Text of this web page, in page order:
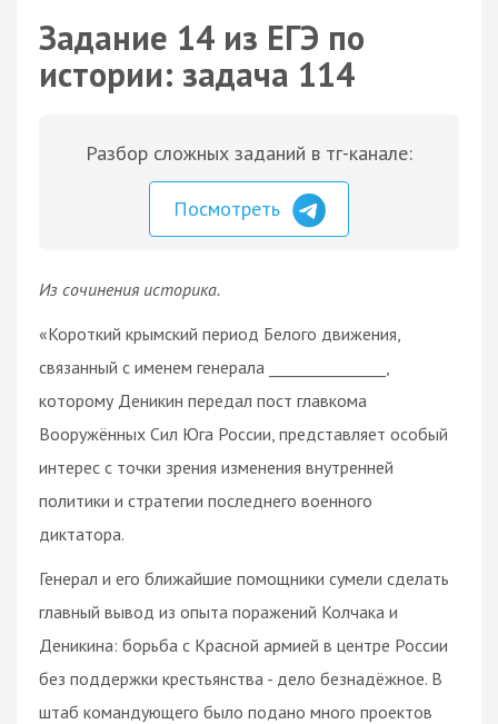
Задание 14 из ЕГЭ по
истории: задача 114
Разбор сложных заданий в тг-канале:
Посмотреть
Из сочинения историка.
«Короткий крымский период Белого движения,
связанный с именем генерала _______________,
которому Деникин передал пост главкома
Вооружённых Сил Юга России, представляет особый
интерес с точки зрения изменения внутренней
политики и стратегии последнего военного
диктатора.
Генерал и его ближайшие помощники сумели сделать
главный вывод из опыта поражений Колчака и
Деникина: борьба с Красной армией в центре России
без поддержки крестьянства - дело безнадёжное. В
штаб командующего было подано много проектов